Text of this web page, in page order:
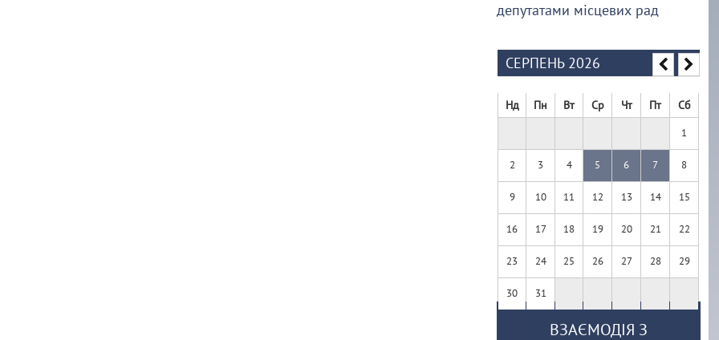
депутатами місцевих рад
СЕРПЕНЬ 2026
Нд Пн Вт Ср Чт Пт Сб
1
2 3 4 5 6 7 8
9 10 11 12 13 14 15
16 17 18 19 20 21 22
23 24 25 26 27 28 29
30 31
ВЗАЄМОДІЯ З